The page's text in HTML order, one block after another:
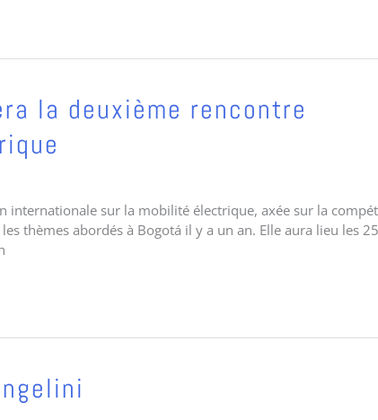
la deuxième rencontre
internationale sur la mobilité électrique, axée sur la
thèmes abordés à Bogotá il y a un an. Elle aura lieu les